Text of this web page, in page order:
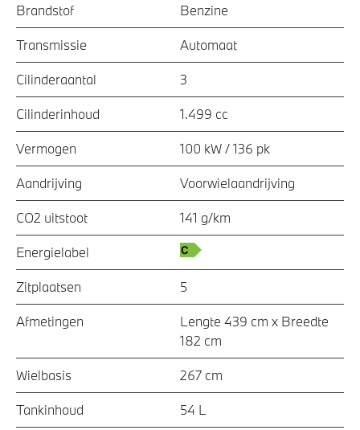
Brandstof Benzine
Transmissie Automaat
Cilinderaantal 3
Cilinderinhoud 1.499 cc
Vermogen 100 kW / 136 pk
Aandrijving Voorwielaandrijving
CO2 uitstoot 141 g/km
Energielabel
Zitplaatsen 5
Afmetingen
Lengte 439 cm x Breedte
182 cm
Wielbasis 267 cm
Tankinhoud 54 L